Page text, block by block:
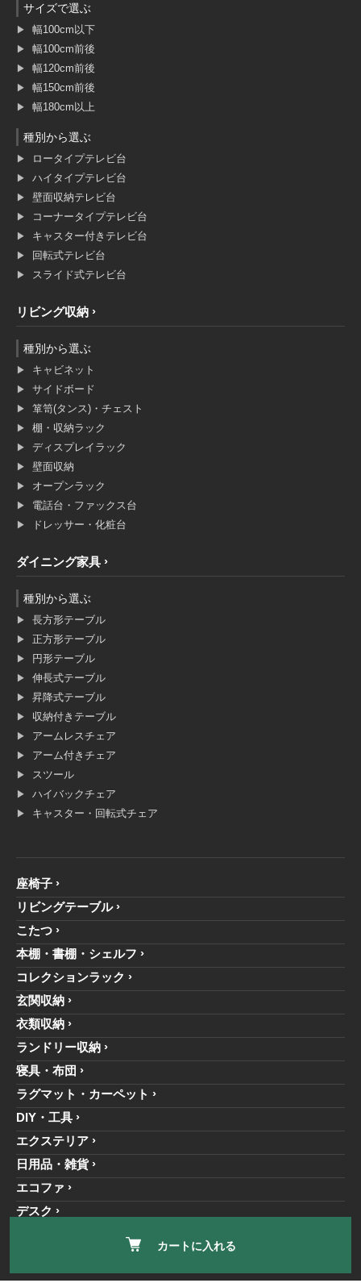
カートに入れる
サイズで選ぶ
幅100cm以下
幅100cm前後
幅120cm前後
幅150cm前後
幅180cm以上
種別から選ぶ
ロータイプテレビ台
ハイタイプテレビ台
壁面収納テレビ台
コーナータイプテレビ台
キャスター付きテレビ台
回転式テレビ台
スライド式テレビ台
リビング収納
種別から選ぶ
キャビネット
サイドボード
箪笥(タンス)・チェスト
棚・収納ラック
ディスプレイラック
壁面収納
オープンラック
電話台・ファックス台
ドレッサー・化粧台
ダイニング家具
種別から選ぶ
長方形テーブル
正方形テーブル
円形テーブル
伸長式テーブル
昇降式テーブル
収納付きテーブル
アームレスチェア
アーム付きチェア
スツール
ハイバックチェア
キャスター・回転式チェア
座椅子
リビングテーブル
こたつ
本棚・書棚・シェルフ
コレクションラック
玄関収納
衣類収納
ランドリー収納
寝具・布団
ラグマット・カーペット
DIY・工具
エクステリア
日用品・雑貨
エコファ
デスク